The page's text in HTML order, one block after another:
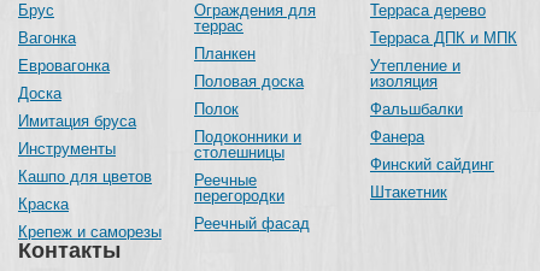
Брус
Вагонка
Евровагонка
Доска
Имитация бруса
Инструменты
Кашпо для цветов
Краска
Крепеж и саморезы
Ограждения для
террас
Планкен
Половая доска
Полок
Подоконники и
столешницы
Реечные
перегородки
Реечный фасад
Терраса дерево
Терраса ДПК и МПК
Утепление и
изоляция
Фальшбалки
Фанера
Финский сайдинг
Штакетник
Контакты